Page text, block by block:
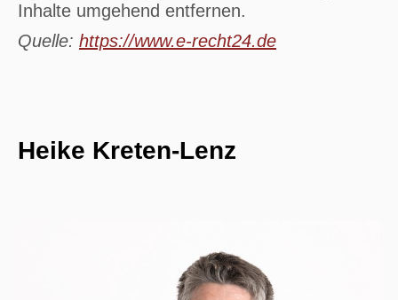
Inhalte umgehend entfernen.
Quelle: https://www.e-recht24.de
Heike Kreten-Lenz